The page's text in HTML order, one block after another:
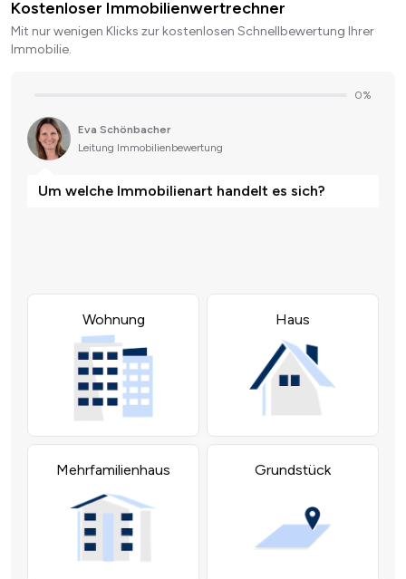
Kostenloser Immobilienwertrechner
Mit nur wenigen Klicks zur kostenlosen Schnellbewertung Ihrer
Immobilie.